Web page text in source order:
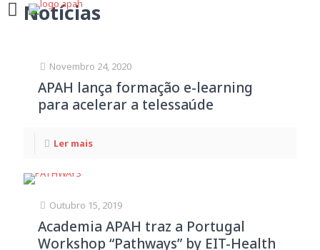
Notícias
Novembro 24, 2020
APAH lança formação e-learning
para acelerar a telessaúde
Ler mais
Outubro 15, 2019
Academia APAH traz a Portugal
Workshop “Pathways” by EIT-Health